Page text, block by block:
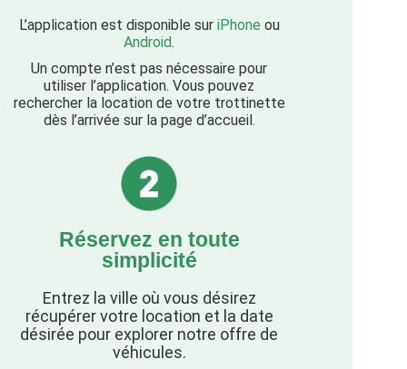
L’application est disponible sur iPhone ou
Android.
Un compte n’est pas nécessaire pour
utiliser l’application. Vous pouvez
rechercher la location de votre trottinette
dès l’arrivée sur la page d’accueil.
Réservez en toute
simplicité
Entrez la ville où vous désirez
récupérer votre location et la date
désirée pour explorer notre offre de
véhicules.